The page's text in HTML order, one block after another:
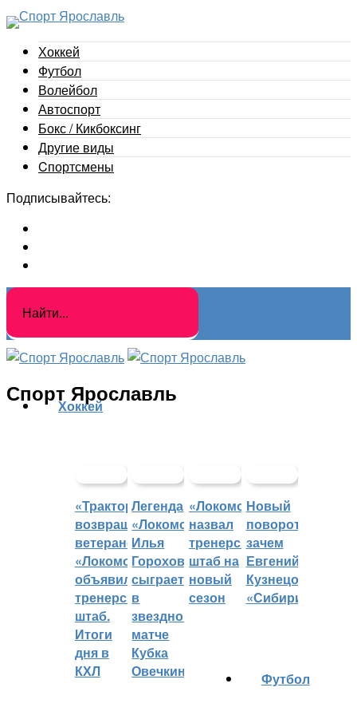
Хоккей
Футбол
Волейбол
Автоспорт
Бокс / Кикбоксинг
Другие виды
Cпортсмены
Подписывайтесь:
Спорт Ярославль
Хоккей
«Трактор»
возвращает
ветеранов,
«Локомотив»
объявил
тренерский
штаб.
Итоги
дня в
КХЛ
Легенда
«Локомотива»
Илья
Горохов
сыграет
в
звездном
матче
Кубка
Овечкина
«Локомотив»
назвал
тренерский
штаб на
новый
сезон
Новый
поворот:
зачем
Евгений
Кузнецов
«Сибири»?
Футбол